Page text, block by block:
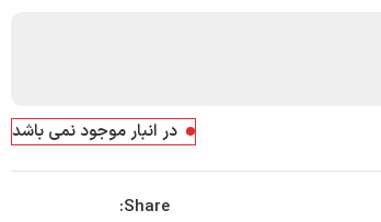
در انبار موجود نمی باشد
Share: